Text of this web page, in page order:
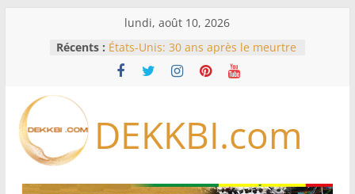
lundi, août 10, 2026
Récents : États-Unis: 30 ans après le meurtre
de Tupac Shakur, un ex-chef de
gang devant la justice lors d’un
Concacaf et l’AFC veulent rallier « la
famille du football »
urnes
DEKKBI.com